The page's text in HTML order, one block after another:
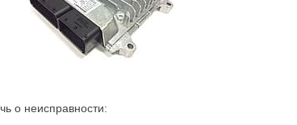
о неисправности: